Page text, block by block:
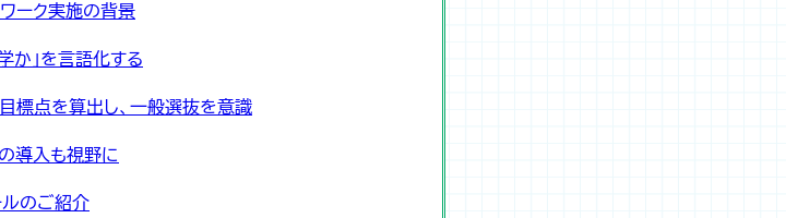
ーク実施の背景
か」を言語化する
目標点を算出し、一般選抜を意識
導入も視野に
ルのご紹介